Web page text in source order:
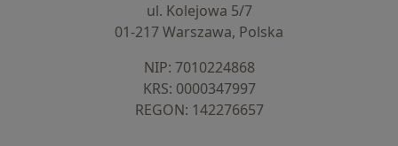
ul. Kolejowa 5/7
01-217 Warszawa, Polska
NIP: ⁠7010224868
KRS: ⁠0000347997
REGON: ⁠142276657